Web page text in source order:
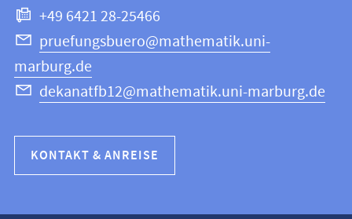
+49 6421 28-25466
pruefungsbuero@mathematik.uni-
marburg.de
dekanatfb12@mathematik.uni-marburg.de
KONTAKT & ANREISE